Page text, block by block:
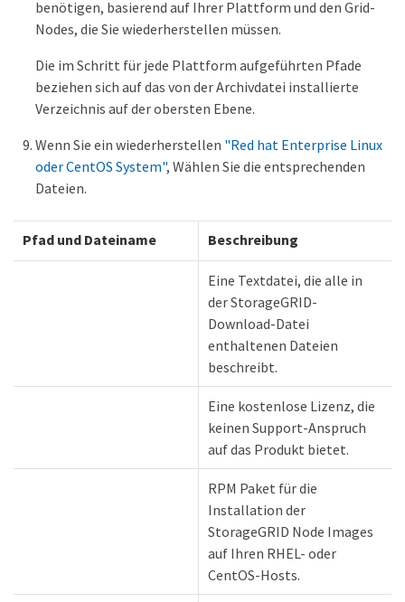
benötigen, basierend auf Ihrer Plattform und den Grid-
Nodes, die Sie wiederherstellen müssen.
Die im Schritt für jede Plattform aufgeführten Pfade
beziehen sich auf das von der Archivdatei installierte
Verzeichnis auf der obersten Ebene.
Wenn Sie ein wiederherstellen "Red hat Enterprise Linux
oder CentOS System", Wählen Sie die entsprechenden
Dateien.
Pfad und Dateiname Beschreibung
Eine Textdatei, die alle in
der StorageGRID-
Download-Datei
enthaltenen Dateien
beschreibt.
Eine kostenlose Lizenz, die
keinen Support-Anspruch
auf das Produkt bietet.
RPM Paket für die
Installation der
StorageGRID Node Images
auf Ihren RHEL- oder
CentOS-Hosts.